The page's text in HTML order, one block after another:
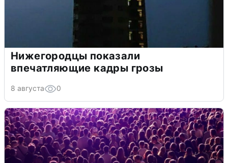
Нижегородцы показали
впечатляющие кадры грозы
8 августа 0